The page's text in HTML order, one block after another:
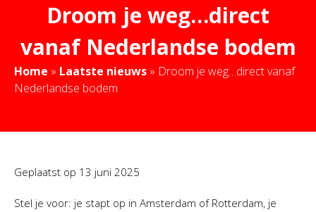
Droom je weg…direct
vanaf Nederlandse bodem
Home » Laatste nieuws » Droom je weg…direct vanaf
Nederlandse bodem
Geplaatst op 13 juni 2025
Stel je voor: je stapt op in Amsterdam of Rotterdam, je